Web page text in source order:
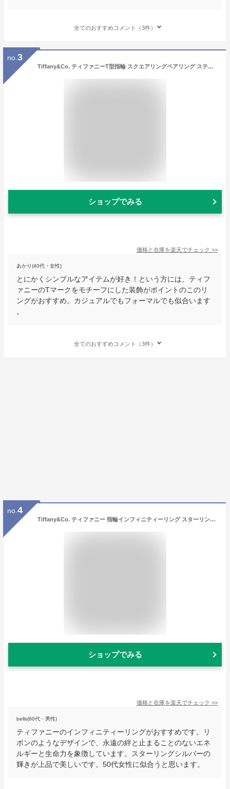
全てのおすすめコメント（3件）
no. 3
Tiffany&Co. ティファニーT型指輪 スクエアリングペアリング ステンレススチールスクエアT アクセサリーT-RING 18Kホワイトゴールド 約 7号8号9号10号11号13号14号16号17号18号19号スターリングシルバー925 TSQUARERING
ショップでみる
価格と在庫を楽天でチェック >>
あかり(40代・女性)
とにかくシンプルなアイテムが好き！という方には、ティフ
ァニーのTマークをモチーフにした装飾がポイントのこのリ
ングがおすすめ。カジュアルでもフォーマルでも似合います
。
全てのおすすめコメント（3件）
no. 4
Tiffany&Co. ティファニー 指輪インフィニティーリング スターリングシルバー7号 8号 9号 10号 11号 13号 14号 16号 17号止まることのない流れを彷彿させる優雅でモダンライン永遠の絆、エネルギーと生命力を象徴
ショップでみる
価格と在庫を楽天でチェック >>
bells(60代・男性)
ティファニーのインフィニティーリングがおすすめです。リ
ボンのようなデザインで、永遠の絆と止まることのないエネ
ルギーと生命力を象徴しています。スターリングシルバーの
輝きが上品で美しいです。50代女性に似合うと思います。